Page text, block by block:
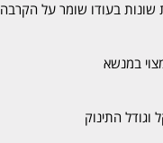
שונות בעודו שומר על הקרבה
במנשא
התינוק